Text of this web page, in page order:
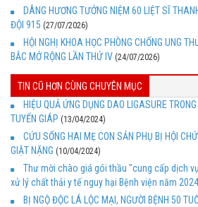
DÂNG HƯƠNG TƯỞNG NIỆM 60 LIỆT SĨ
ĐỘI 915 (27/07/2026)
HỘI NGHỊ KHOA HỌC PHÒNG CHỐNG UNG
BẮC MỞ RỘNG LẦN THỨ IV (24/07/2026)
TIN CŨ HƠN CÙNG CHUYÊN MỤC
HIỆU QUẢ ỨNG DỤNG DAO LIGASURE
TUYẾN GIÁP (13/04/2024)
CỨU SỐNG HAI MẸ CON SẢN PHỤ BỊ HỘI
GIẬT NẶNG (10/04/2024)
Thư mời chào giá gói thầu "cung cấp dịch
xử lý chất thải y tế nguy hại Bệnh viện năm
BỊ NGỘ ĐỘC LÁ LỘC MẠI, NGƯỜI BỆNH 50